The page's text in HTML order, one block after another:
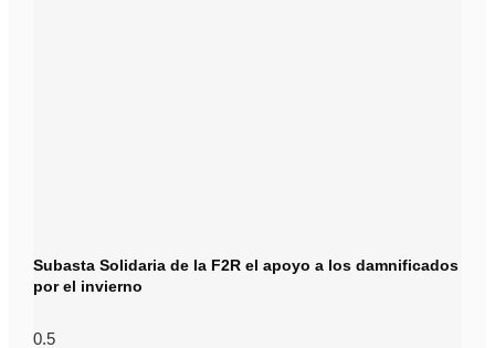
Subasta Solidaria de la F2R el apoyo a los damnificados
por el invierno